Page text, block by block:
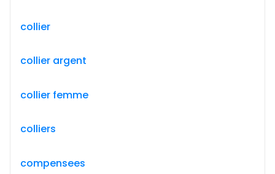
collier
collier argent
collier femme
colliers
compensees